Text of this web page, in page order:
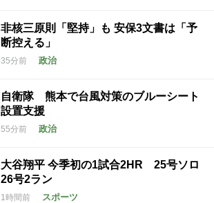
非核三原則「堅持」も 安保3文書は「予
断控える」
35分前 政治
自衛隊 熊本で台風対策のブルーシート
設置支援
55分前 政治
大谷翔平 今季初の1試合2HR 25号ソロ
26号2ラン
1時間前 スポーツ